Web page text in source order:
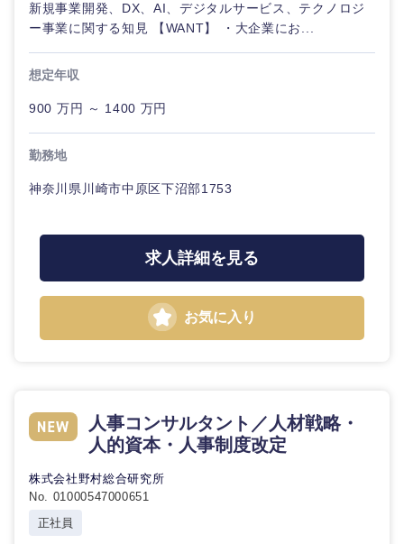
不動産専
門職
建設・施
その他
法律・特許事務所・監査法人
サービス
関東地方
東京都
新規事業開発、DX、AI、デジタルサービス、テクノロジ
ー事業に関する知見 【WANT】 ・大企業にお...
想定年収
900 万円 ～ 1400 万円
勤務地
神奈川県川崎市中原区下沼部1753
求人詳細を見る
お気に入り
人事コンサルタント／人材戦略・
人的資本・人事制度改定
株式会社野村総合研究所
No. 01000547000651
正社員